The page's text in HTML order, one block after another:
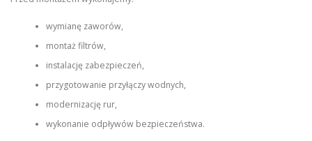
wymianę zaworów,
montaż filtrów,
instalację zabezpieczeń,
przygotowanie przyłączy wodnych,
modernizację rur,
wykonanie odpływów bezpieczeństwa.